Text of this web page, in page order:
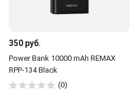
350 руб.
Power Bank 10000 mAh REMAX
RPP-134 Black
(0)